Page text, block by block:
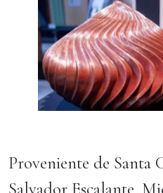
Proveniente de Santa
Salvador Escalante,